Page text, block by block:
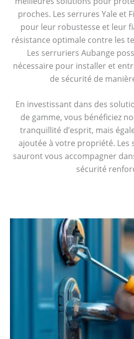
proches. Les serrures Yale et
pour leur robustesse et leur
résistance optimale contre les
Les serruriers Aubange
nécessaire pour installer et
de sécurité de
En investissant dans des
de gamme, vous bénéficiez
tranquillité d’esprit, mais
ajoutée à votre propriété. Les
sauront vous accompagner
sécurité